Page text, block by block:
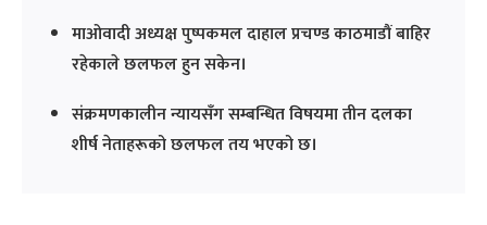
माओवादी अध्यक्ष पुष्पकमल दाहाल प्रचण्ड काठमाडौं बाहिर
रहेकाले छलफल हुन सकेन।
संक्रमणकालीन न्यायसँग सम्बन्धित विषयमा तीन दलका
शीर्ष नेताहरूको छलफल तय भएको छ।